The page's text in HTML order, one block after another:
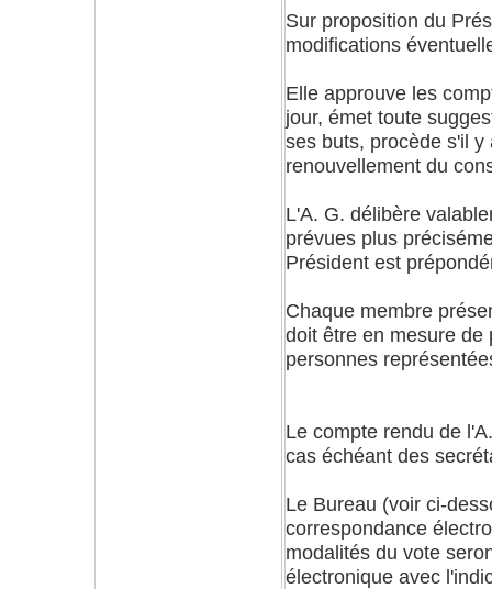
Sur proposition du
modifications
Elle approuve les
jour, émet toute
ses buts, procède s'il
renouvellement du
L'A. G. délibère
prévues plus
Président est
Chaque membre
doit être en mesure de
personnes
Le compte rendu de
cas échéant des
Le Bureau (voir ci-
correspondance
modalités du vote
électronique avec